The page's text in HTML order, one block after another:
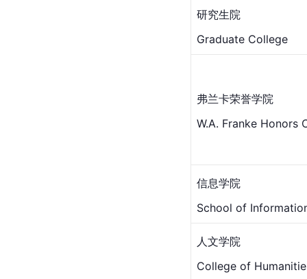
研究生院
Graduate College
弗兰卡荣誉学院
W.A. Franke Honors
信息学院
School of
人文学院
College of